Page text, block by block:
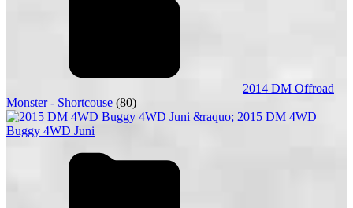
2014 DM Offroad
Monster - Shortcouse (80)